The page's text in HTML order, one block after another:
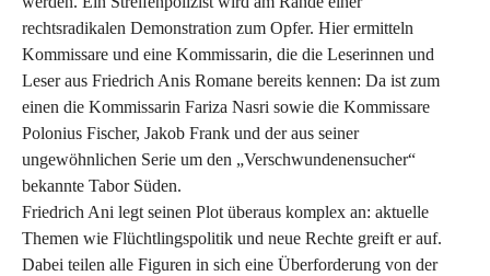
rechtsradikalen Demonstration zum Opfer. Hier ermitteln
Kommissare und eine Kommissarin, die die Leserinnen und
Leser aus Friedrich Anis Romane bereits kennen: Da ist zum
einen die Kommissarin Fariza Nasri sowie die Kommissare
Polonius Fischer, Jakob Frank und der aus seiner
ungewöhnlichen Serie um den „Verschwundenensucher“
bekannte Tabor Süden.
Friedrich Ani legt seinen Plot überaus komplex an: aktuelle
Themen wie Flüchtlingspolitik und neue Rechte greift er auf.
Dabei teilen alle Figuren in sich eine Überforderung von der